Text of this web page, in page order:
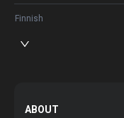
Finnish
ABOUT